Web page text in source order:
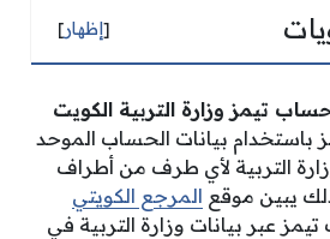
[إظهار]
تيمز وزارة التربية الكويت
بيانات الحساب الموحد
التربية لأي طرف من أطراف
يبين موقع المرجع الكويتي
عبر بيانات وزارة التربية في